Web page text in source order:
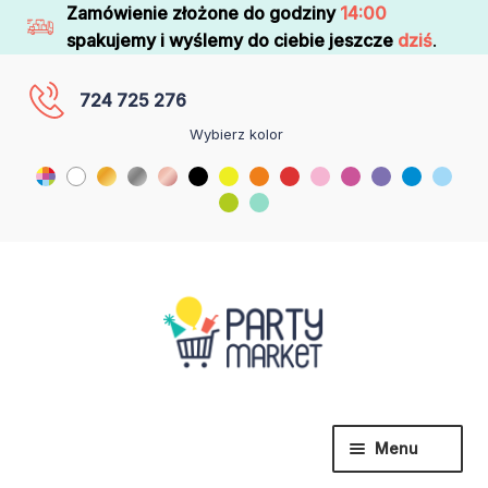
Zamówienie złożone do godziny 14:00
spakujemy i wyślemy do ciebie jeszcze dziś.
724 725 276
Wybierz kolor
Menu